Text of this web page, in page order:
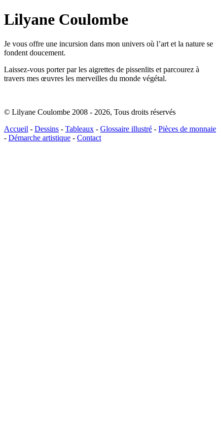
Lilyane Coulombe
Je vous offre une incursion dans mon univers où l’art et la nature se
fondent doucement.
Laissez-vous porter par les aigrettes de pissenlits et parcourez à
travers mes œuvres les merveilles du monde végétal.
© Lilyane Coulombe 2008 - 2026, Tous droits réservés
Accueil - Dessins - Tableaux - Glossaire illustré - Pièces de monnaie
- Démarche artistique - Contact